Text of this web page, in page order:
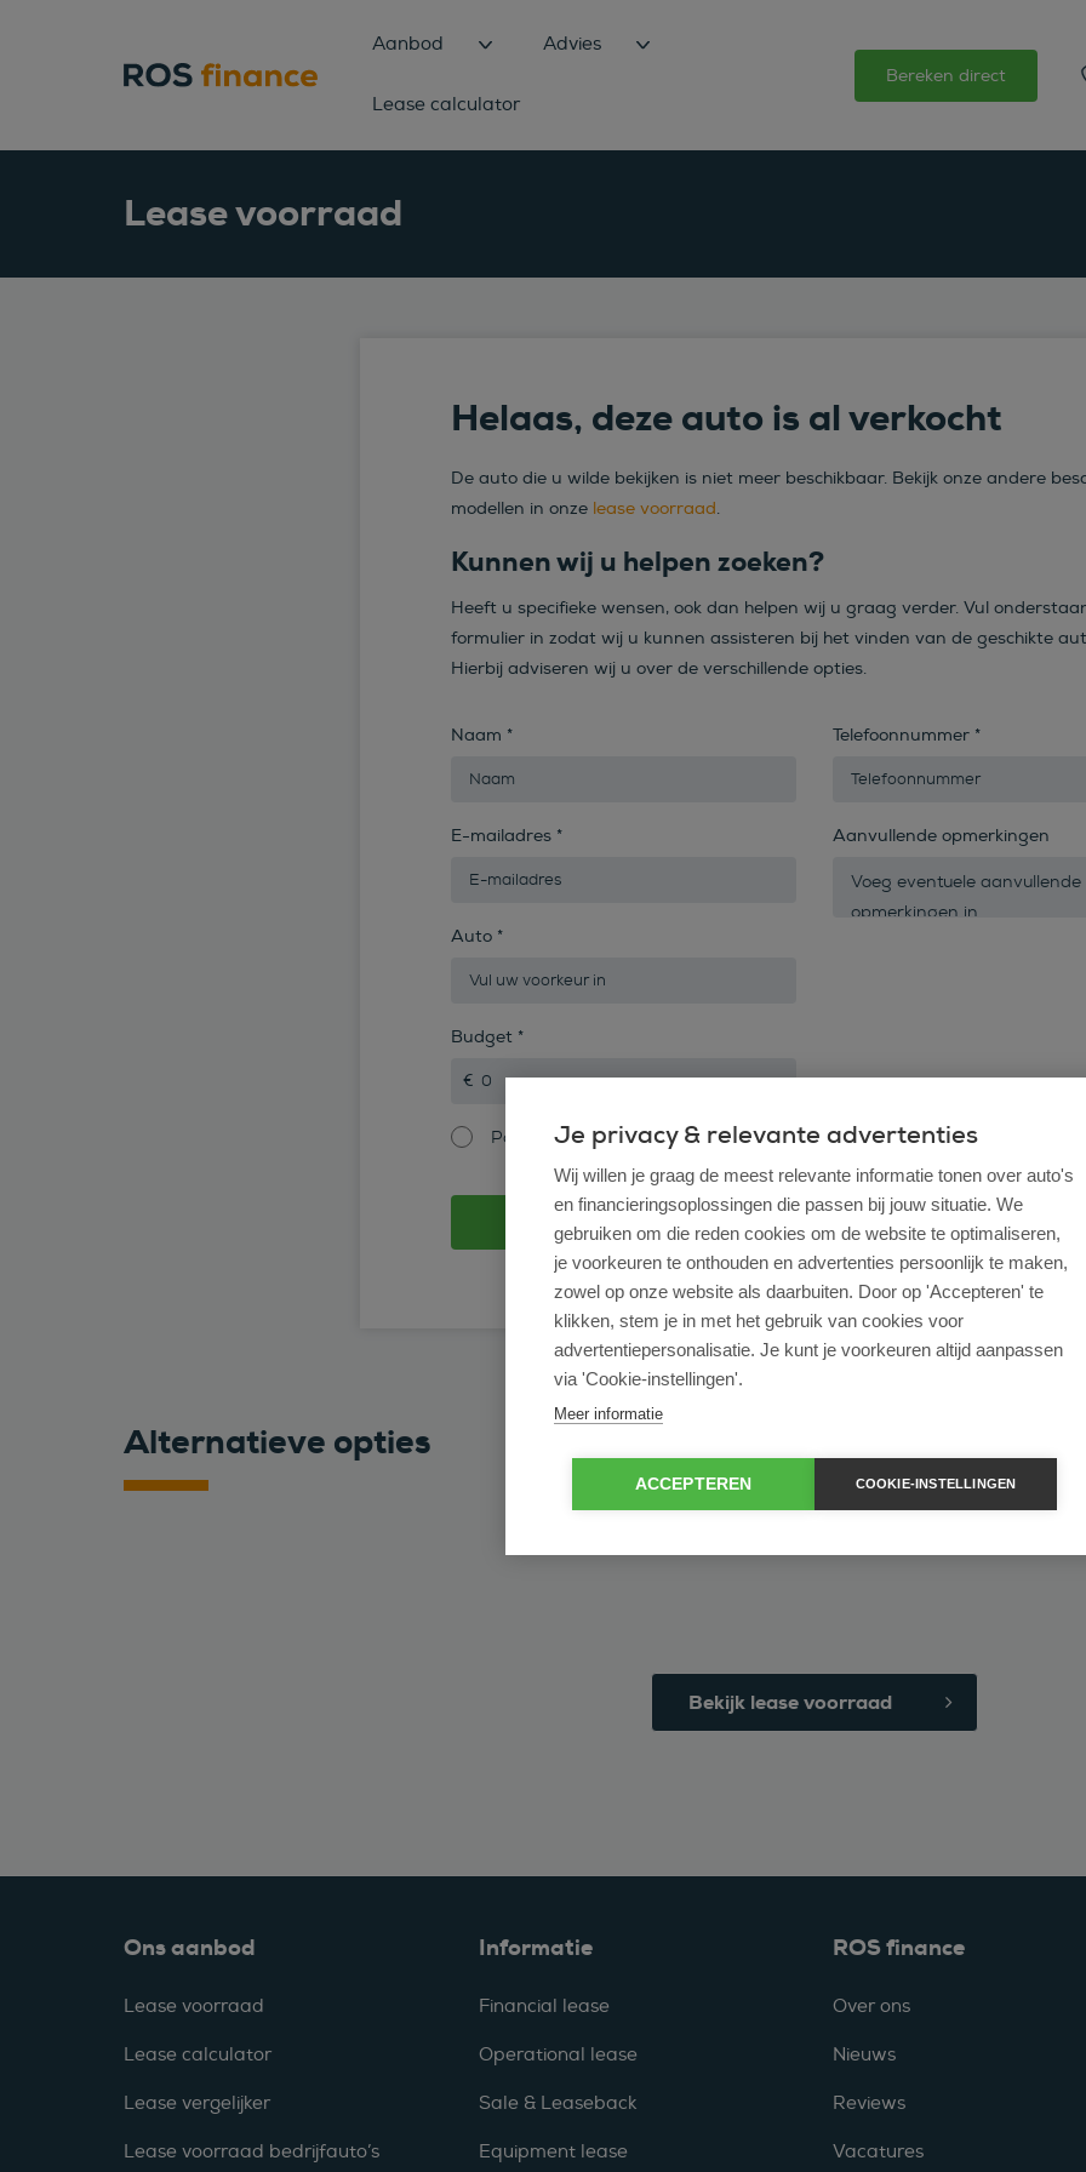
Aanbod Advies
Lease calculator
Bereken direct
Lease voorraad
Helaas, deze auto is al verkocht
De auto die u wilde bekijken is niet meer beschikbaar. Bekijk onze andere
modellen in onze lease voorraad.
Kunnen wij u helpen zoeken?
Heeft u specifieke wensen, ook dan helpen wij u graag verder. Vul
formulier in zodat wij u kunnen assisteren bij het vinden van de geschikte
Hierbij adviseren wij u over de verschillende opties.
Naam *
E-mailadres *
Auto *
Budget *
Particulier Zakelijk
Telefoonnummer *
Aanvullende opmerkingen
of bekijk ons volledige lease voorraad
Alternatieve opties
Bekijk lease voorraad
Ons aanbod
Lease voorraad
Lease calculator
Lease vergelijker
Lease voorraad bedrijfauto’s
Informatie
Financial lease
Operational lease
Sale & Leaseback
Equipment lease
ROS finance
Over ons
Nieuws
Reviews
Vacatures
Je privacy & relevante advertenties
Wij willen je graag de meest relevante informatie tonen over auto's
en financieringsoplossingen die passen bij jouw situatie. We
gebruiken om die reden cookies om de website te optimaliseren,
je voorkeuren te onthouden en advertenties persoonlijk te maken,
zowel op onze website als daarbuiten. Door op 'Accepteren' te
klikken, stem je in met het gebruik van cookies voor
advertentiepersonalisatie. Je kunt je voorkeuren altijd aanpassen
via 'Cookie-instellingen'.
Meer informatie
ACCEPTEREN COOKIE-INSTELLINGEN